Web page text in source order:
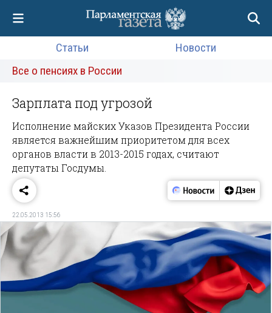
Статьи
Новости
Все о пенсиях в России
Зарплата под угрозой
Исполнение майских Указов Президента России
является важнейшим приоритетом для всех
органов власти в 2013-2015 годах, считают
депутаты Госдумы.
22.05.2013 15:56